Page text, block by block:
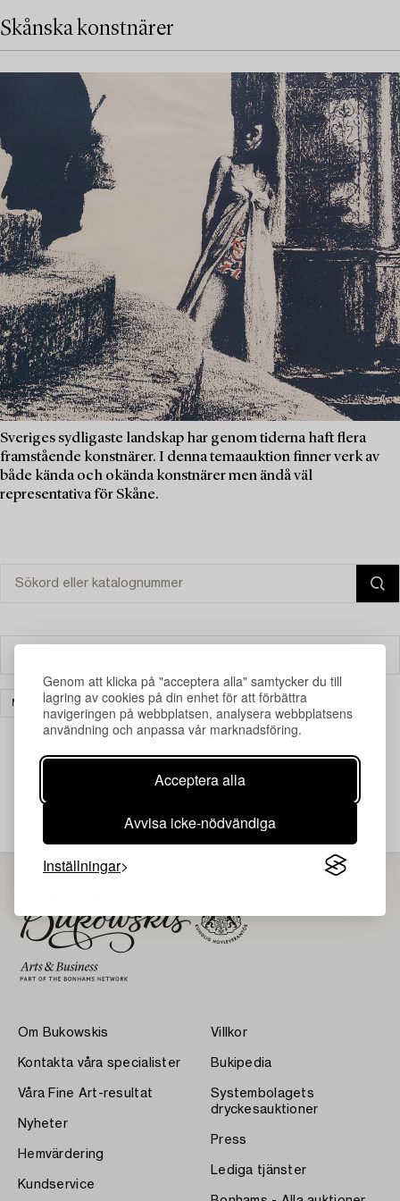
Genom att klicka på "acceptera alla" samtycker du till
lagring av cookies på din enhet för att förbättra
navigeringen på webbplatsen, analysera webbplatsens
användning och anpassa vår marknadsföring.
Acceptera alla
Avvisa icke-nödvändiga
Inställningar
Skånska konstnärer
Sveriges sydligaste landskap har genom tiderna haft flera
framstående konstnärer. I denna temaauktion finner verk av
både kända och okända konstnärer men ändå väl
representativa för Skåne.
MATTOR & TEXTIL RENSA ALLA
Din sökning gav ingen träff just nu.
Om Bukowskis
Kontakta våra specialister
Våra Fine Art-resultat
Nyheter
Hemvärdering
Kundservice
Villkor
Bukipedia
Systembolagets
dryckesauktioner
Press
Lediga tjänster